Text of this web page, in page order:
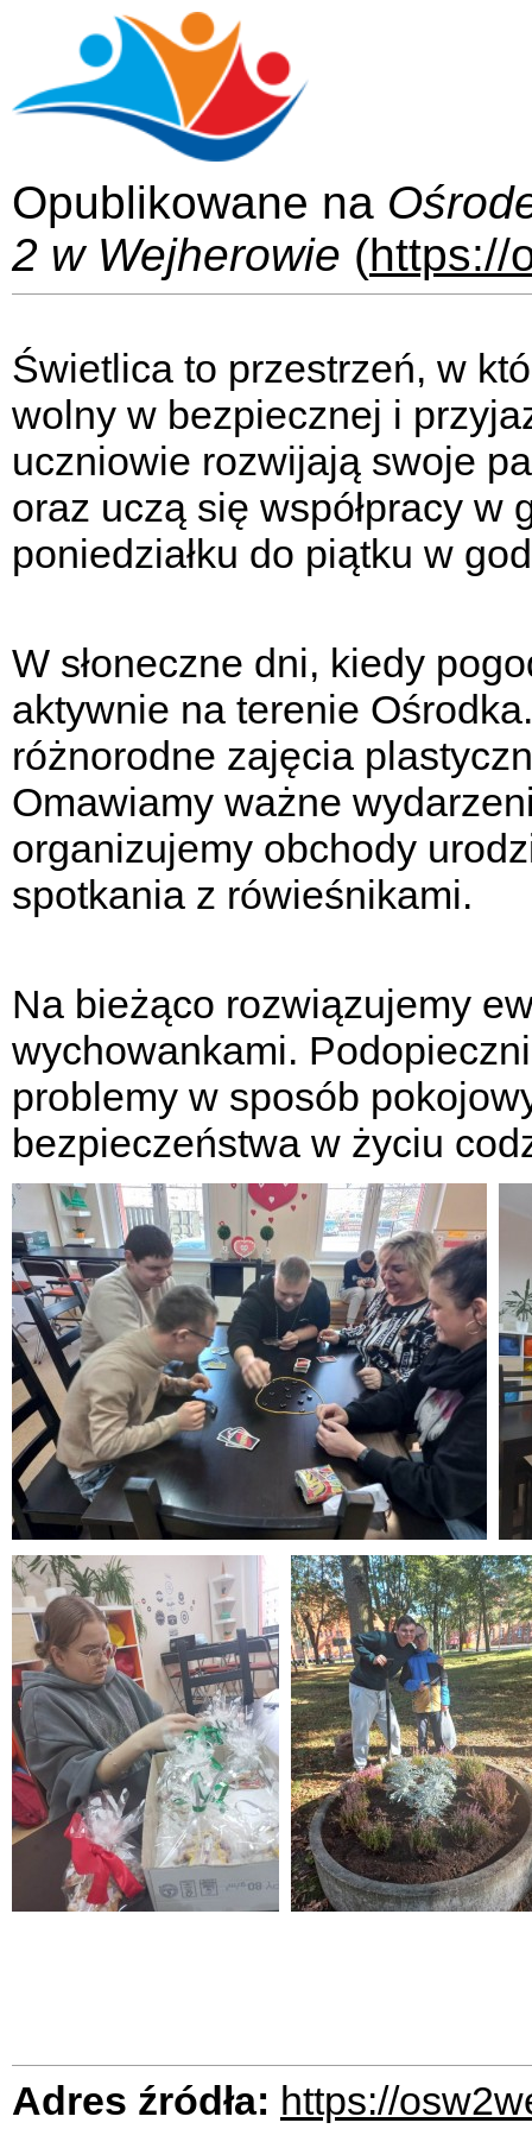
Opublikowane na
2 w Wejherowie (https://
Świetlica to przestrzeń, w
wolny w bezpiecznej i
uczniowie rozwijają swoje
oraz uczą się współpracy w
poniedziałku do piątku w
W słoneczne dni, kiedy
aktywnie na terenie
różnorodne zajęcia
Omawiamy ważne
organizujemy obchody
spotkania z rówieśnikami.
Na bieżąco rozwiązujemy
wychowankami.
problemy w sposób
bezpieczeństwa w życiu
Adres źródła: https://